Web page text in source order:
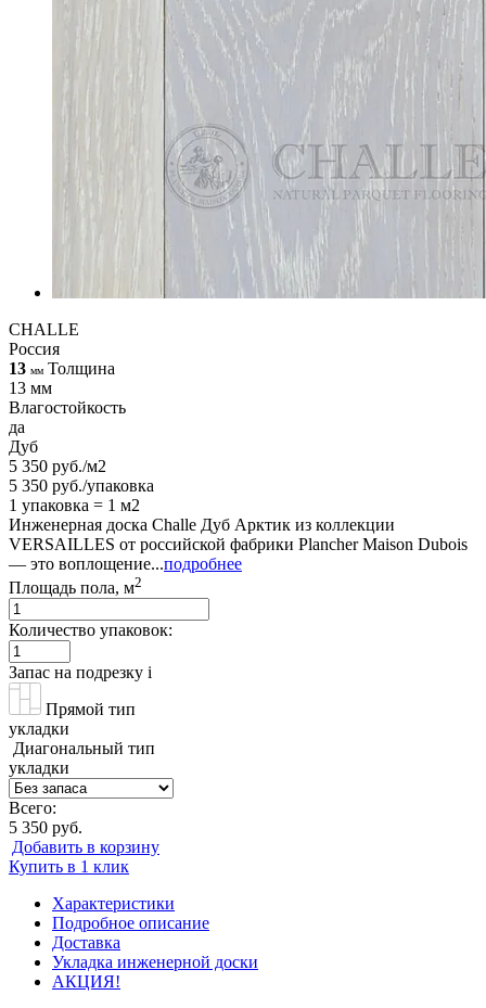
CHALLE
Россия
13 мм Толщина
13 мм
Влагостойкость
да
Дуб
5 350 руб./м2
5 350 руб./упаковка
1 упаковка = 1 м2
Инженерная доска Challe Дуб Арктик из коллекции
VERSAILLES от российской фабрики Plancher Maison Dubois
— это воплощение...подробнее
Площадь пола, м2
Количество упаковок:
Запас на подрезку i
Прямой тип
укладки
Диагональный тип
укладки
Всего:
5 350 руб.
Добавить в корзину
Купить в 1 клик
Характеристики
Подробное описание
Доставка
Укладка инженерной доски
АКЦИЯ!